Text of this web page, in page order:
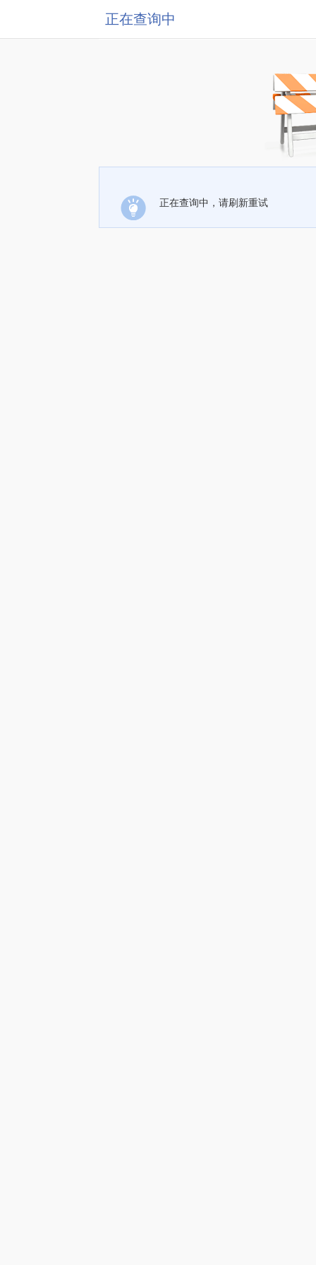
正在查询中
正在查询中，请刷新重试